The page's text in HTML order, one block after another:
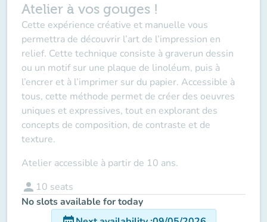
Atelier à vos gouges !
Cette expérience créative et manuelle vous
permettra de découvrir l’art de l’impression en
relief. Cette technique consiste à graverun dessin
ou un motif sur une plaque de linoléum, puis à
l’encrer et à l’imprimer sur du papier. Accessible à
tous, cette méthode permet de créer des oeuvres
uniques et expressives, tout en explorant des
concepts de composition, de contraste et de
texture.
Atelier accessible à partir de 10 ans.
person 10 seats
No slots available for today